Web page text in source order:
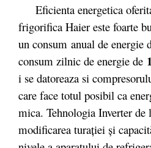
Eficienta energetica
frigorifica Haier este foarte
un consum anual de energie
consum zilnic de energie de
i se datoreaza si
care face totul posibil ca
mica. Tehnologia Inverter de
modificarea turației și